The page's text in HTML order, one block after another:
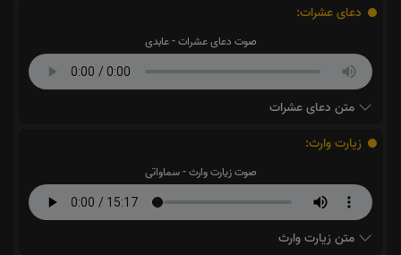
دعای عشرات:
صوت دعای عشرات - عابدی
متن دعای عشرات
زیارت وارث:
صوت زیارت وارث - سماواتی
متن زیارت وارث